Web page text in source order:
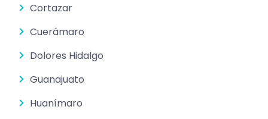
Cortazar
Cuerámaro
Dolores Hidalgo
Guanajuato
Huanímaro